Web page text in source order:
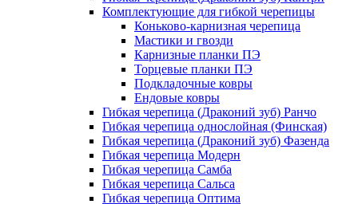
Комплектующие для гибкой черепицы
Коньково-карнизная черепица
Мастики и гвозди
Карнизные планки ПЭ
Торцевые планки ПЭ
Подкладочные ковры
Ендовые ковры
Гибкая черепица (Драконий зуб) Ранчо
Гибкая черепица однослойная (Финская)
Гибкая черепица (Драконий зуб) Фазенда
Гибкая черепица Модерн
Гибкая черепица Самба
Гибкая черепица Сальса
Гибкая черепица Оптима